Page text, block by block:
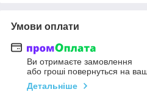
Умови оплати
Ви отримаєте замовлення
або гроші повернуться на
Детальніше